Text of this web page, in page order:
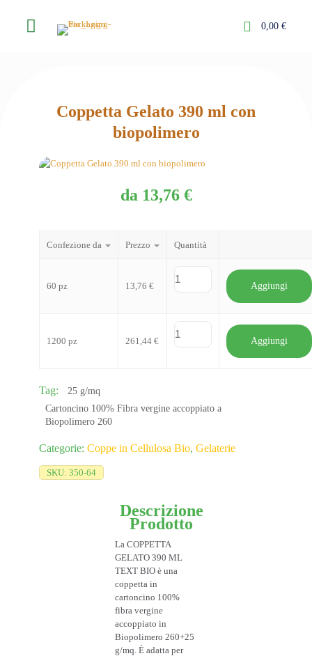
0,00 €
Coppetta Gelato 390 ml con
biopolimero
da 13,76 €
Confezione da Prezzo Quantità
60 pz 13,76 € Aggiungi
1200 pz 261,44 € Aggiungi
Tag:
25 g/mq
Cartoncino 100% Fibra vergine accoppiato a
Biopolimero 260
Categorie: Coppe in Cellulosa Bio​, Gelaterie
SKU: 350-64
Descrizione
Prodotto
La COPPETTA
GELATO 390 ML
TEXT BIO è una
coppetta in
cartoncino 100%
fibra vergine
accoppiato in
Biopolimero 260+25
g/mq. È adatta per